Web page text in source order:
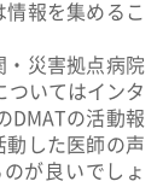
情報を集める こ
・災害拠点病院
ついてはインタ
DMATの活動報
動した医師の声
が良いでしょ